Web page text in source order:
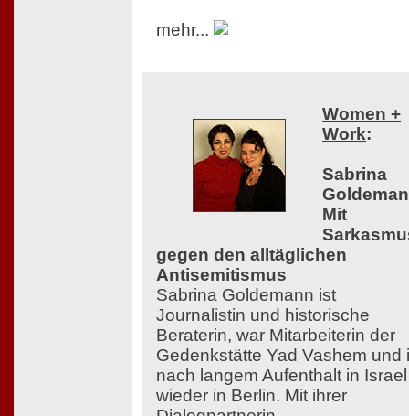
mehr...
Women +
Work:
Sabrina
Mit
gegen den alltäglichen
Antisemitismus
Sabrina Goldemann ist
Journalistin und historische
Beraterin, war Mitarbeiterin der
Gedenkstätte Yad Vashem und
nach langem Aufenthalt in Israel
wieder in Berlin. Mit ihrer